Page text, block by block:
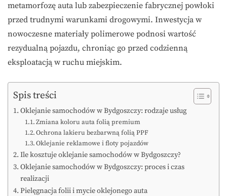
metamorfozę auta lub zabezpieczenie fabrycznej powłoki
przed trudnymi warunkami drogowymi. Inwestycja w
nowoczesne materiały polimerowe podnosi wartość
rezydualną pojazdu, chroniąc go przed codzienną
eksploatacją w ruchu miejskim.
Spis treści
Oklejanie samochodów w Bydgoszczy: rodzaje usług
Zmiana koloru auta folią premium
Ochrona lakieru bezbarwną folią PPF
Oklejanie reklamowe i floty pojazdów
Ile kosztuje oklejanie samochodów w Bydgoszczy?
Oklejanie samochodów w Bydgoszczy: proces i czas
realizacji
Pielęgnacja folii i mycie oklejonego auta